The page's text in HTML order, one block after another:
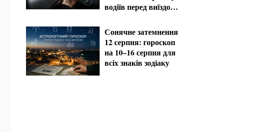
водіїв перед виїздом
Сонячне затемнення
12 серпня: гороскоп
на 10–16 серпня для
всіх знаків зодіаку